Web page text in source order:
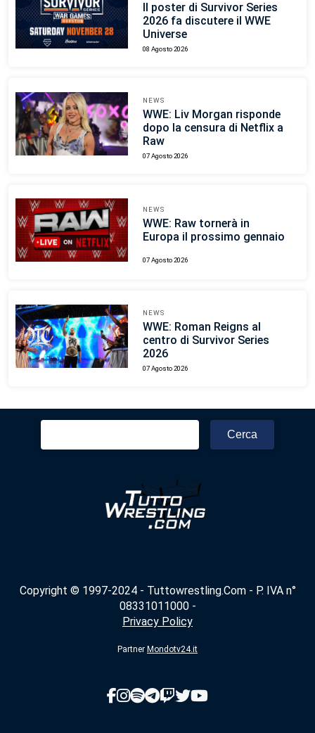
Il poster di Survivor Series
2026 fa discutere il WWE
Universe
08 Agosto 2026
NEWS
WWE: Liv Morgan risponde
dopo la censura di Netflix a
Raw
07 Agosto 2026
NEWS
WWE: Raw tornerà in
Europa il prossimo gennaio
07 Agosto 2026
NEWS
WWE: Roman Reigns al
centro di Survivor Series
2026
07 Agosto 2026
Ricerca
Copyright © 1997-2024 - Tuttowrestling.Com - P. IVA n°
08331011000 -
Privacy Policy
Partner Mondotv24.it